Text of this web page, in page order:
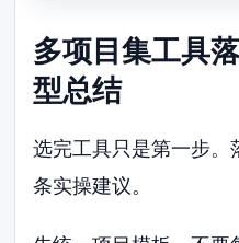
多项目集工具
型总结
选完工具只是第一步。
条实操建议。